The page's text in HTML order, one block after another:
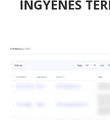
INGYENES